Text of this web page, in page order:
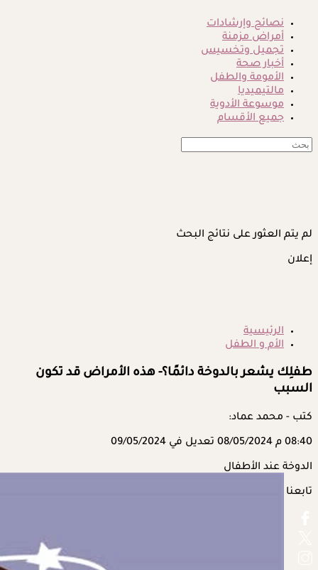
نصائح وإرشادات
أمراض مزمنة
تجميل وتخسيس
أخبار صحة
الأمومة والطفل
مالتيميديا
موسوعة الأدوية
جميع الأقسام
لم يتم العثور على نتائج البحث
إعلان
الرئيسية
الأم و الطفل
طفلِك يشعر بالدوخة دائمًا؟- هذه الأمراض قد تكون
السبب
كتب - محمد عماد:
08:40 م 08/05/2024 تعديل في 09/05/2024
الدوخة عند الأطفال
تابعنا على